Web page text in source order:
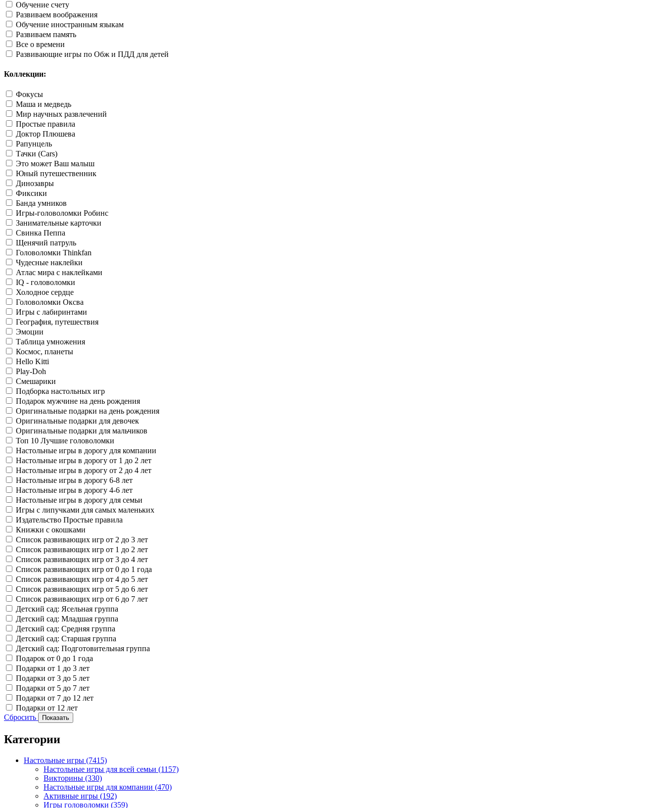
Обучение счету
Развиваем воображения
Обучение иностранным языкам
Развиваем память
Все о времени
Развивающие игры по Обж и ПДД для детей
Коллекции:
Фокусы
Маша и медведь
Мир научных развлечений
Простые правила
Доктор Плюшева
Рапунцель
Тачки (Cars)
Это может Ваш малыш
Юный путешественник
Динозавры
Фиксики
Банда умников
Игры-головоломки Робинс
Занимательные карточки
Свинка Пеппа
Щенячий патруль
Головоломки Thinkfan
Чудесные наклейки
Атлас мира с наклейками
IQ - головоломки
Холодное сердце
Головоломки Оксва
Игры с лабиринтами
География, путешествия
Эмоции
Таблица умножения
Космос, планеты
Hello Kitti
Play-Doh
Смешарики
Подборка настольных игр
Подарок мужчине на день рождения
Оригинальные подарки на день рождения
Оригинальные подарки для девочек
Оригинальные подарки для мальчиков
Топ 10 Лучшие головоломки
Настольные игры в дорогу для компании
Настольные игры в дорогу от 1 до 2 лет
Настольные игры в дорогу от 2 до 4 лет
Настольные игры в дорогу 6-8 лет
Настольные игры в дорогу 4-6 лет
Настольные игры в дорогу для семьи
Игры с липучками для самых маленьких
Издательство Простые правила
Книжки с окошками
Список развивающих игр от 2 до 3 лет
Список развивающих игр от 1 до 2 лет
Список развивающих игр от 3 до 4 лет
Список развивающих игр от 0 до 1 года
Список развивающих игр от 4 до 5 лет
Список развивающих игр от 5 до 6 лет
Список развивающих игр от 6 до 7 лет
Детский сад: Ясельная группа
Детский сад: Младшая группа
Детский сад: Средняя группа
Детский сад: Старшая группа
Детский сад: Подготовительная группа
Подарок от 0 до 1 года
Подарки от 1 до 3 лет
Подарки от 3 до 5 лет
Подарки от 5 до 7 лет
Подарки от 7 до 12 лет
Подарки от 12 лет
Сбросить
Показать
Категории
Настольные игры (7415)
Настольные игры для всей семьи (1157)
Викторины (330)
Настольные игры для компании (470)
Активные игры (192)
Игры головоломки (359)